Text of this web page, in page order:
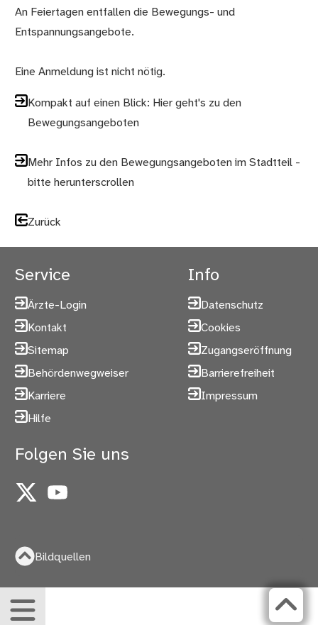
An Feiertagen entfallen die Bewegungs- und
Entspannungsangebote.
Eine Anmeldung ist nicht nötig.
Kompakt auf einen Blick: Hier geht's zu den
Bewegungsangeboten
Mehr Infos zu den Bewegungsangeboten im Stadtteil -
bitte herunterscrollen
Zurück
Service
Ärzte-Login
Kontakt
Sitemap
Behördenwegweiser
Karriere
Hilfe
Info
Datenschutz
Cookies
Zugangseröffnung
Barrierefreiheit
Impressum
Folgen Sie uns
X YouTube
Bildquellen
Menü